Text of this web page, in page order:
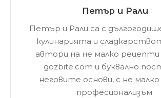
Петър и Рали
Петър и Рали са с
кулинарията и
автори на не малко рецепти
gozbite.com и буквално
неговите основи, с не
професионализъм.